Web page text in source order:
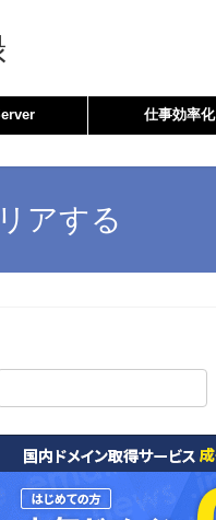
仕事効率化
アする